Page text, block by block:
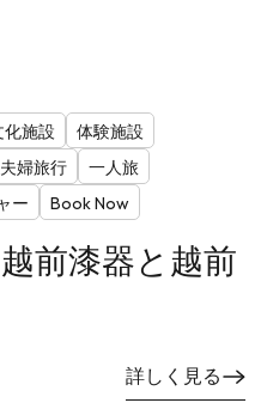
化施設
体験施設
婦旅行
一人旅
ー Book Now
前漆器と越前
詳しく見る